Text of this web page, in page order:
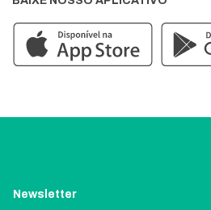
Newsletter